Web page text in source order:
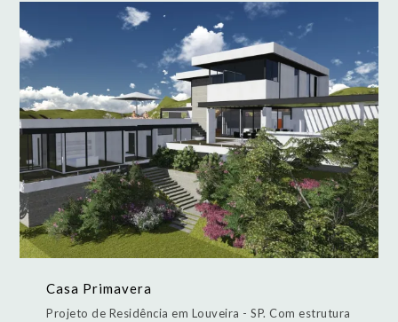
Casa Primavera
Projeto de Residência em Louveira - SP. Com estrutura